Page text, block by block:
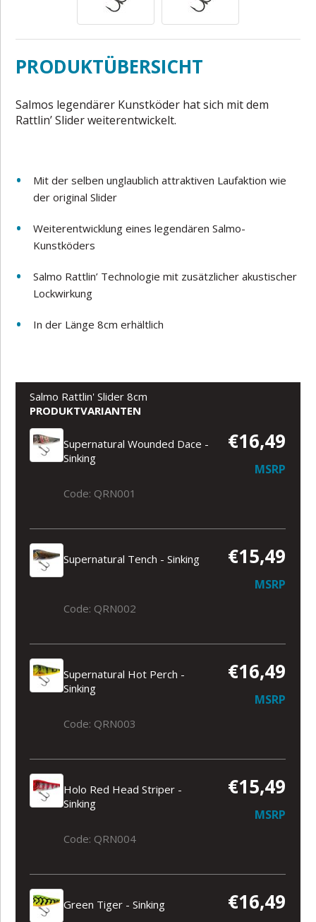
PRODUKTÜBERSICHT
Salmos legendärer Kunstköder hat sich mit dem
Rattlin’ Slider weiterentwickelt.
Mit der selben unglaublich attraktiven Laufaktion wie
der original Slider
Weiterentwicklung eines legendären Salmo-
Kunstköders
Salmo Rattlin’ Technologie mit zusätzlicher akustischer
Lockwirkung
In der Länge 8cm erhältlich
Salmo Rattlin' Slider 8cm
PRODUKTVARIANTEN
Supernatural Wounded Dace -
Sinking
€16,49
MSRP
Code: QRN001
Supernatural Tench - Sinking €15,49
MSRP
Code: QRN002
Supernatural Hot Perch -
Sinking
€16,49
MSRP
Code: QRN003
Holo Red Head Striper -
Sinking
€15,49
MSRP
Code: QRN004
Green Tiger - Sinking €16,49